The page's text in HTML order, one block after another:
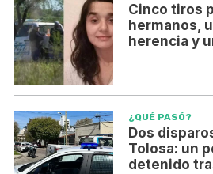
Cinco tiros
hermanos,
herencia y
¿QUÉ PASÓ?
Dos
Tolosa: un
detenido